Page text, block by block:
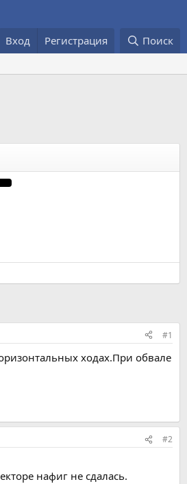
Вход Регистрация Поиск
#1
ходах.При обвале
#2
нафиг не сдалась.